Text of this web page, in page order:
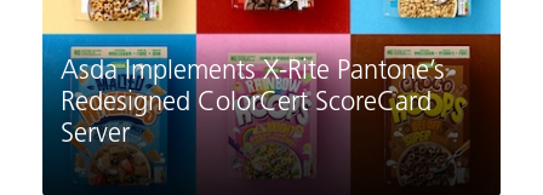
Asda Implements X-Rite Pantone’s
Redesigned ColorCert ScoreCard
Server